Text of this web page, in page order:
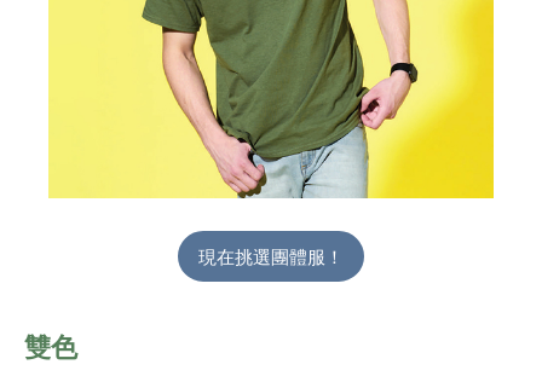
現在挑選團體服！
雙色